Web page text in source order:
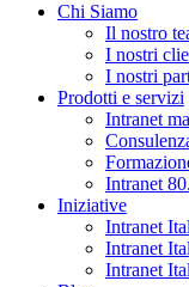
Chi Siamo
Il nostro
I nostri
I nostri
Prodotti e servizi
Intranet
Intranet
Iniziative
Intranet
Intranet
Intranet